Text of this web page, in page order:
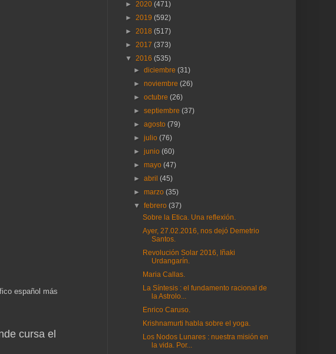
español más
cursa el
► 2020 (471)
► 2019 (592)
► 2018 (517)
► 2017 (373)
▼ 2016 (535)
►diciembre(31)
►noviembre(26)
►octubre(26)
►septiembre(37)
►agosto(79)
►julio(76)
►junio(60)
►mayo(47)
►abril(45)
►marzo(35)
▼febrero(37)
Sobre la Etica. Una reflexión.
Ayer, 27.02.2016, nos dejó Demetrio
Santos.
Revolución Solar 2016, Iñaki
Urdangarín.
Maria Callas.
La Síntesis : el fundamento racional de
la Astrolo...
Enrico Caruso.
Krishnamurti habla sobre el yoga.
Los Nodos Lunares : nuestra misión en
la vida. Por...